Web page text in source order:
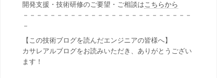
開発支援・技術研修のご要望・ご相談はこちらから
－－－－－－－－－－－－－－－－－－－－－－－－－
－
【この技術ブログを読んだエンジニアの皆様へ】
カサレアルブログをお読みいただき、ありがとうござい
ます！